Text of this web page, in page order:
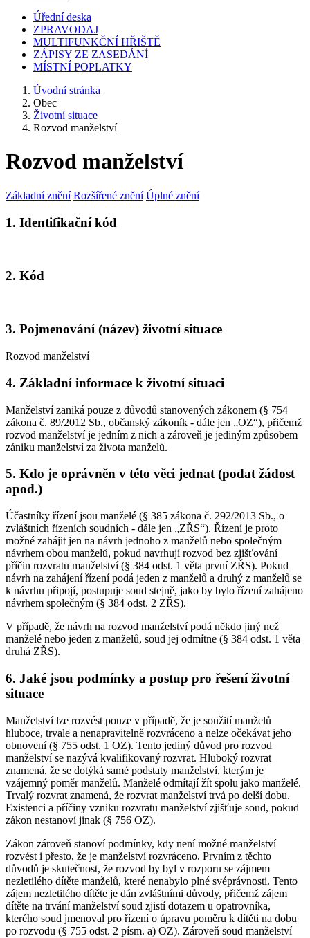
Úřední deska
ZPRAVODAJ
MULTIFUNKČNÍ HŘIŠTĚ
ZÁPISY ZE ZASEDÁNÍ
MÍSTNÍ POPLATKY
Úvodní stránka
Obec
Životní situace
Rozvod manželství
Rozvod manželství
Základní znění Rozšířené znění Úplné znění
1. Identifikační kód
2. Kód
3. Pojmenování (název) životní situace
Rozvod manželství
4. Základní informace k životní situaci
Manželství zaniká pouze z důvodů stanovených zákonem (§ 754
zákona č. 89/2012 Sb., občanský zákoník - dále jen „OZ“), přičemž
rozvod manželství je jedním z nich a zároveň je jediným způsobem
zániku manželství za života manželů.
5. Kdo je oprávněn v této věci jednat (podat žádost
apod.)
Účastníky řízení jsou manželé (§ 385 zákona č. 292/2013 Sb., o
zvláštních řízeních soudních - dále jen „ZŘS“). Řízení je proto
možné zahájit jen na návrh jednoho z manželů nebo společným
návrhem obou manželů, pokud navrhují rozvod bez zjišťování
příčin rozvratu manželství (§ 384 odst. 1 věta první ZŘS). Pokud
návrh na zahájení řízení podá jeden z manželů a druhý z manželů se
k návrhu připojí, postupuje soud stejně, jako by bylo řízení zahájeno
návrhem společným (§ 384 odst. 2 ZŘS).
V případě, že návrh na rozvod manželství podá někdo jiný než
manželé nebo jeden z manželů, soud jej odmítne (§ 384 odst. 1 věta
druhá ZŘS).
6. Jaké jsou podmínky a postup pro řešení životní
situace
Manželství lze rozvést pouze v případě, že je soužití manželů
hluboce, trvale a nenapravitelně rozvráceno a nelze očekávat jeho
obnovení (§ 755 odst. 1 OZ). Tento jediný důvod pro rozvod
manželství se nazývá kvalifikovaný rozvrat. Hluboký rozvrat
znamená, že se dotýká samé podstaty manželství, kterým je
vzájemný poměr manželů. Manželé odmítají žít spolu jako manželé.
Trvalý rozvrat znamená, že rozvrat manželství trvá po delší dobu.
Existenci a příčiny vzniku rozvratu manželství zjišťuje soud, pokud
zákon nestanoví jinak (§ 756 OZ).
Zákon zároveň stanoví podmínky, kdy není možné manželství
rozvést i přesto, že je manželství rozvráceno. Prvním z těchto
důvodů je skutečnost, že rozvod by byl v rozporu se zájmem
nezletilého dítěte manželů, které nenabylo plné svéprávnosti. Tento
zájem nezletilého dítěte je dán zvláštními důvody, přičemž zájem
dítěte na trvání manželství soud zjistí dotazem u opatrovníka,
kterého soud jmenoval pro řízení o úpravu poměru k dítěti na dobu
po rozvodu (§ 755 odst. 2 písm. a) OZ). Zároveň soud manželství